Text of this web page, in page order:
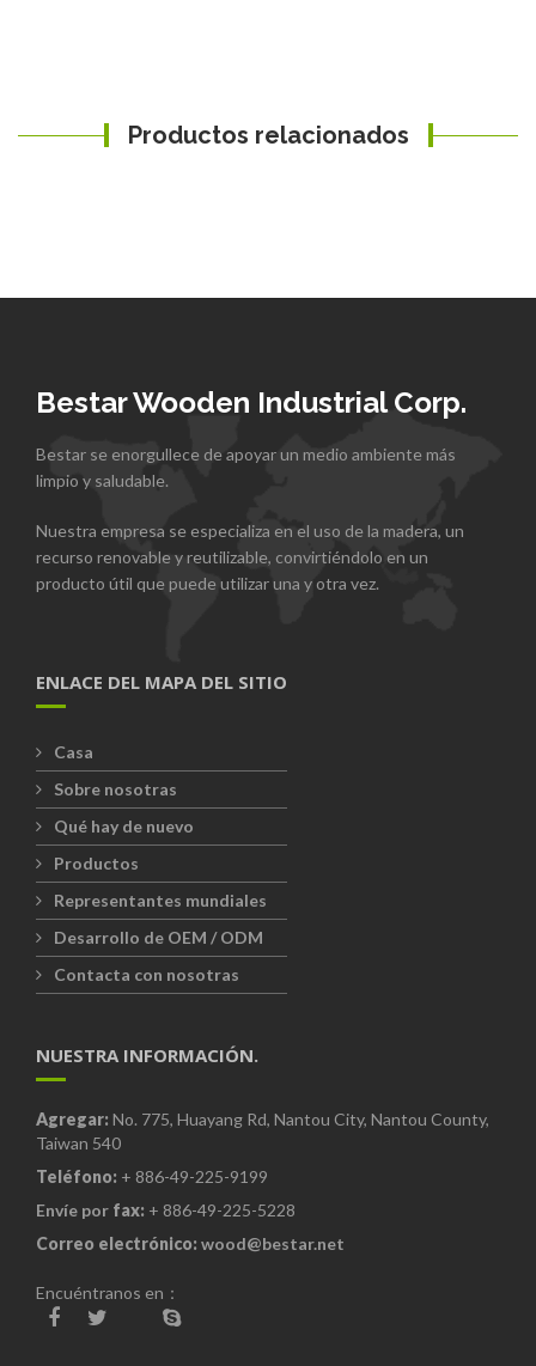
Productos relacionados
Bestar Wooden Industrial Corp.
Bestar se enorgullece de apoyar un medio ambiente más
limpio y saludable.
Nuestra empresa se especializa en el uso de la madera, un
recurso renovable y reutilizable, convirtiéndolo en un
producto útil que puede utilizar una y otra vez.
ENLACE DEL MAPA DEL SITIO
Casa
Sobre nosotras
Qué hay de nuevo
Productos
Representantes mundiales
Desarrollo de OEM / ODM
Contacta con nosotras
NUESTRA INFORMACIÓN.
Agregar: No. 775, Huayang Rd, Nantou City, Nantou County,
Taiwan 540
Teléfono: + 886-49-225-9199
Envíe por fax: + 886-49-225-5228
Correo electrónico: wood@bestar.net
Encuéntranos en：